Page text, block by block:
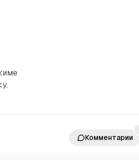
Комментарии